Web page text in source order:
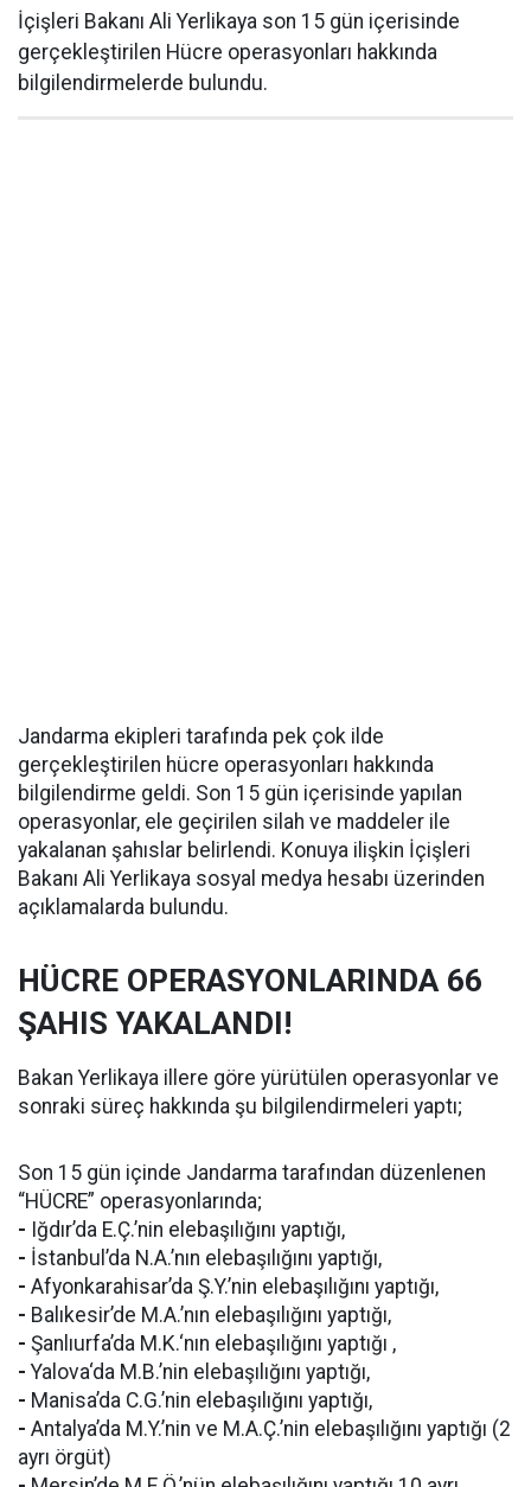
İçişleri Bakanı Ali Yerlikaya son 15 gün içerisinde
gerçekleştirilen Hücre operasyonları hakkında
bilgilendirmelerde bulundu.
Jandarma ekipleri tarafında pek çok ilde
gerçekleştirilen hücre operasyonları hakkında
bilgilendirme geldi. Son 15 gün içerisinde yapılan
operasyonlar, ele geçirilen silah ve maddeler ile
yakalanan şahıslar belirlendi. Konuya ilişkin İçişleri
Bakanı Ali Yerlikaya sosyal medya hesabı üzerinden
açıklamalarda bulundu.
HÜCRE OPERASYONLARINDA 66
ŞAHIS YAKALANDI!
Bakan Yerlikaya illere göre yürütülen operasyonlar ve
sonraki süreç hakkında şu bilgilendirmeleri yaptı;
Son 15 gün içinde Jandarma tarafından düzenlenen
“HÜCRE” operasyonlarında;
- Iğdır’da E.Ç.’nin elebaşılığını yaptığı,
- İstanbul’da N.A.’nın elebaşılığını yaptığı,
- Afyonkarahisar’da Ş.Y.’nin elebaşılığını yaptığı,
- Balıkesir’de M.A.’nın elebaşılığını yaptığı,
- Şanlıurfa’da M.K.‘nın elebaşılığını yaptığı ,
- Yalova‘da M.B.’nin elebaşılığını yaptığı,
- Manisa’da C.G.’nin elebaşılığını yaptığı,
- Antalya’da M.Y.’nin ve M.A.Ç.’nin elebaşılığını yaptığı (2
ayrı örgüt)